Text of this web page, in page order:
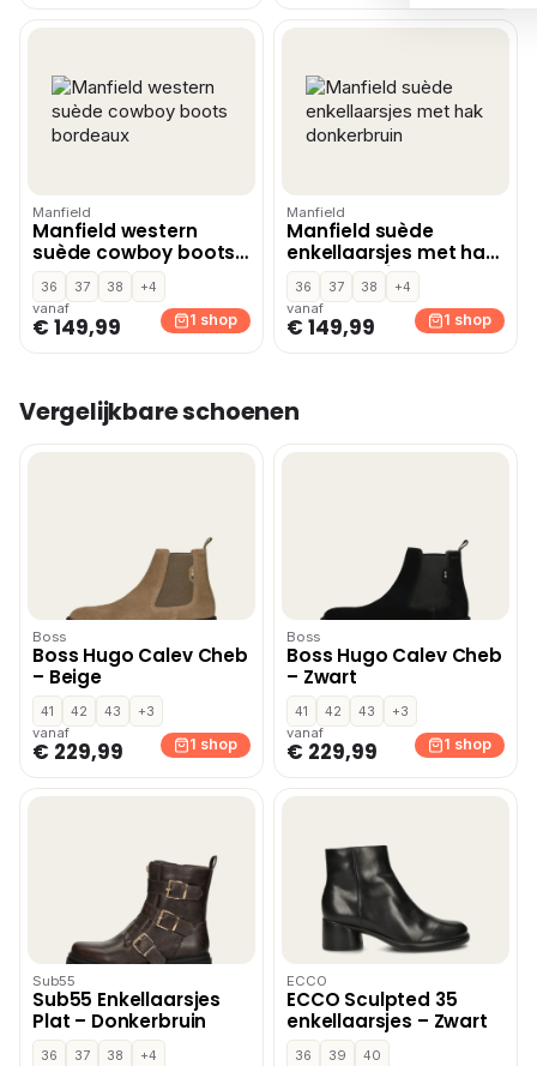
Manfield
Manfield western
suède cowboy boots
bordeaux
36 37 38
+4
vanaf
€ 149,99 1 shop
Manfield
Manfield suède
enkellaarsjes met hak
donkerbruin
36 37 38
+4
vanaf
€ 149,99 1 shop
Vergelijkbare schoenen
Boss
Boss Hugo Calev Cheb
– Beige
41 42 43
+3
vanaf
€ 229,99 1 shop
Boss
Boss Hugo Calev Cheb
– Zwart
41 42 43
+3
vanaf
€ 229,99 1 shop
Sub55
Sub55 Enkellaarsjes
Plat – Donkerbruin
36 37 38
+4
ECCO
ECCO Sculpted 35
enkellaarsjes – Zwart
36 39
40